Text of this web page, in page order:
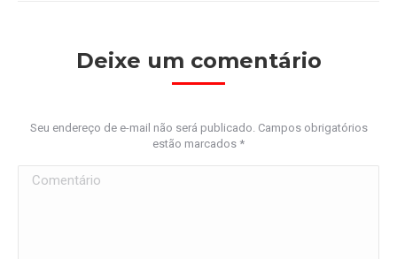
Deixe um comentário
Seu endereço de e-mail não será publicado. Campos obrigatórios
estão marcados *
Comentário